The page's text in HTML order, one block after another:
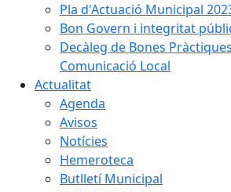
Pla d'Actuació Municipal
Bon Govern i integritat
Decàleg de Bones
Comunicació Local
Actualitat
Agenda
Avisos
Notícies
Hemeroteca
Butlletí Municipal